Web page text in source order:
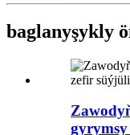
baglanyşykly
gyrymsy